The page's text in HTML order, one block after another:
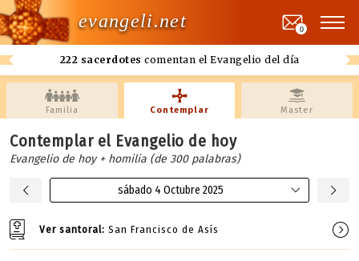
evangeli.net
222 sacerdotes comentan el Evangelio del día
0
Familia Contemplar Master
Contemplar el Evangelio de hoy
Evangelio de hoy + homilia (de 300 palabras)
sábado 4 Octubre 2025
Ver santoral: San Francisco de Asís